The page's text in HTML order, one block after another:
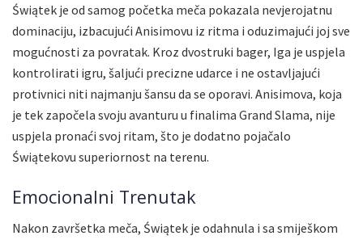
Świątek je od samog početka meča pokazala nevjerojatnu
dominaciju, izbacujući Anisimovu iz ritma i oduzimajući joj sve
mogućnosti za povratak. Kroz dvostruki bager, Iga je uspjela
kontrolirati igru, šaljući precizne udarce i ne ostavljajući
protivnici niti najmanju šansu da se oporavi. Anisimova, koja
je tek započela svoju avanturu u finalima Grand Slama, nije
uspjela pronaći svoj ritam, što je dodatno pojačalo
Świątekovu superiornost na terenu.
Emocionalni Trenutak
Nakon završetka meča, Świątek je odahnula i sa smiješkom